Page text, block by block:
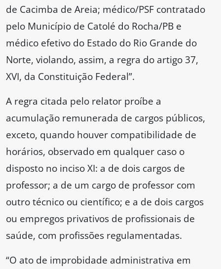
de Cacimba de Areia; médico/PSF contratado
pelo Município de Catolé do Rocha/PB e
médico efetivo do Estado do Rio Grande do
Norte, violando, assim, a regra do artigo 37,
XVI, da Constituição Federal”.
A regra citada pelo relator proíbe a
acumulação remunerada de cargos públicos,
exceto, quando houver compatibilidade de
horários, observado em qualquer caso o
disposto no inciso XI: a de dois cargos de
professor; a de um cargo de professor com
outro técnico ou científico; e a de dois cargos
ou empregos privativos de profissionais de
saúde, com profissões regulamentadas.
“O ato de improbidade administrativa em